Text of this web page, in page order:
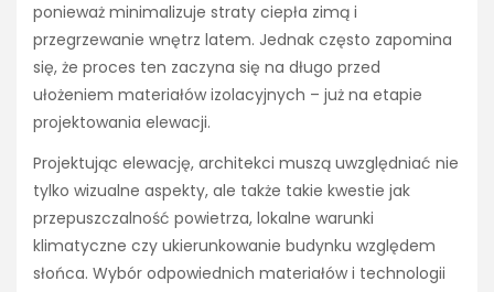
ponieważ minimalizuje straty ciepła zimą i
przegrzewanie wnętrz latem. Jednak często zapomina
się, że proces ten zaczyna się na długo przed
ułożeniem materiałów izolacyjnych – już na etapie
projektowania elewacji.
Projektując elewację, architekci muszą uwzględniać nie
tylko wizualne aspekty, ale także takie kwestie jak
przepuszczalność powietrza, lokalne warunki
klimatyczne czy ukierunkowanie budynku względem
słońca. Wybór odpowiednich materiałów i technologii